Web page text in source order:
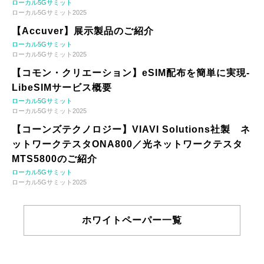
ローカル5Gサミット
ローカル5Gサミット2025
【Accuver】展示製品のご紹介
ローカル5Gサミット
ローカル5Gサミット2025
【コモン・クリエーション】eSIM配布を簡単に実現-
LibeSIMサービス概要
ローカル5Gサミット
ローカル5Gサミット2025
【コーンズテクノロジー】VIAVI Solutions社製 ネ
ットワークテスタONA800／光ネットワークテスタ
MTS5800のご紹介
ローカル5Gサミット
ローカル5Gサミット2025
ホワイトペーパー一覧